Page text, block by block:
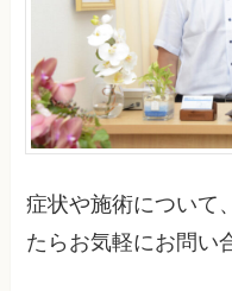
症状や施術について
たらお気軽にお問い